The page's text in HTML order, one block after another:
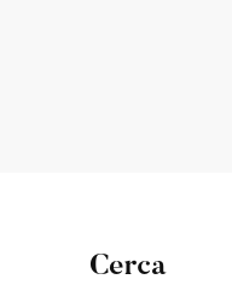
Cerca